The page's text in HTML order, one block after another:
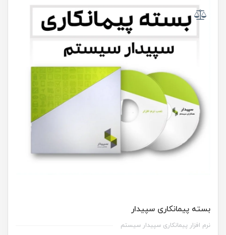
بسته پیمانکاری سپیدار
نرم افزار پیمانکاری سپیدار سیستم